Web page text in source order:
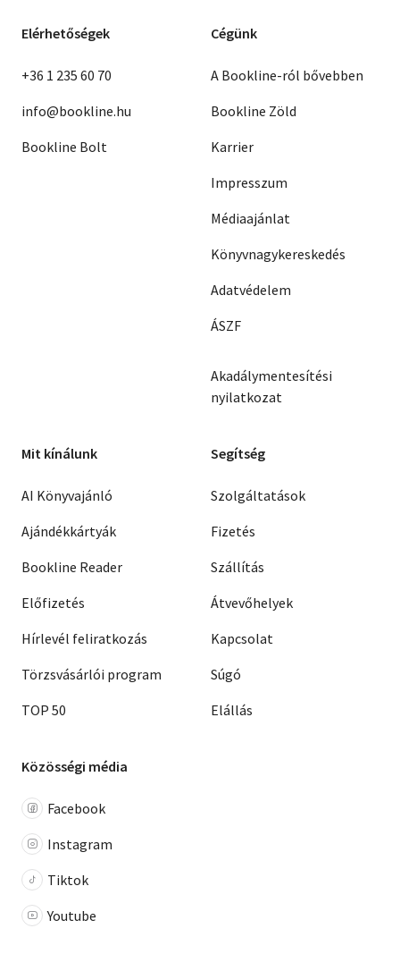
Elérhetőségek
+36 1 235 60 70
info@bookline.hu
Bookline Bolt
Cégünk
A Bookline-ról bővebben
Bookline Zöld
Karrier
Impresszum
Médiaajánlat
Könyvnagykereskedés
Adatvédelem
ÁSZF
Akadálymentesítési
nyilatkozat
Mit kínálunk
AI Könyvajánló
Ajándékkártyák
Bookline Reader
Előfizetés
Hírlevél feliratkozás
Törzsvásárlói program
TOP 50
Segítség
Szolgáltatások
Fizetés
Szállítás
Átvevőhelyek
Kapcsolat
Súgó
Elállás
Közösségi média
Facebook
Instagram
Tiktok
Youtube